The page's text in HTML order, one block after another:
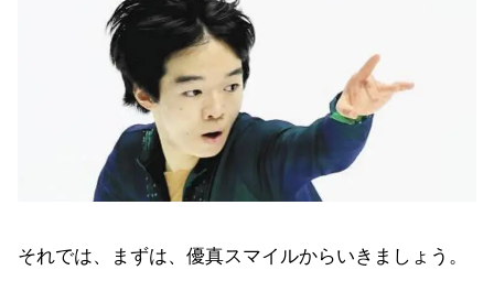
それでは、まずは、優真スマイルからいきましょう。